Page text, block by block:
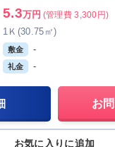
5.3万円 (管理費 3,300円)
1Ｋ(30.75㎡)
敷金 -
礼金 -
お
お気に入りに追加